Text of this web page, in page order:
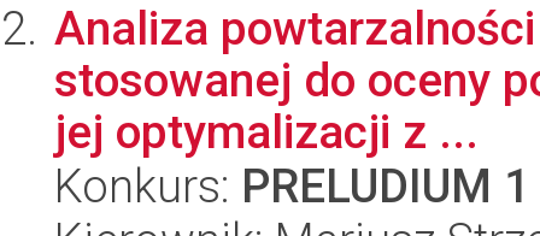
Analiza
stosowanej do oceny
jej optymalizacji z ...
Konkurs: PRELUDIUM 1